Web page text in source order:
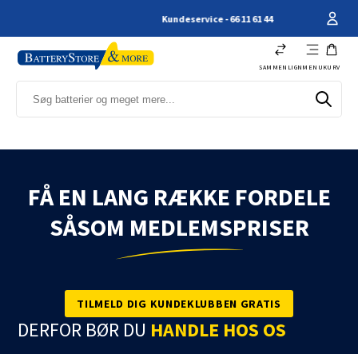
Kundeservice - 66 11 61 44
SAMMENLIGN MENU KURV
FÅ EN LANG RÆKKE FORDELE
SÅSOM MEDLEMSPRISER
TILMELD DIG KUNDEKLUBBEN GRATIS
DERFOR BØR DU HANDLE HOS OS